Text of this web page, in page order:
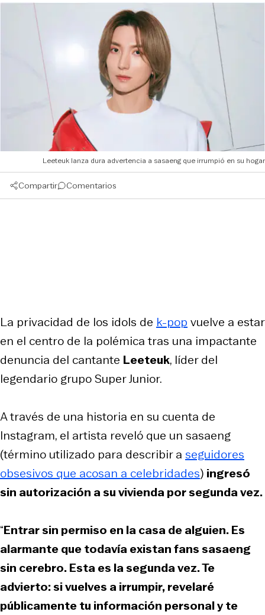
Leeteuk lanza dura advertencia a sasaeng que irrumpió en su hogar
Compartir Comentarios
La privacidad de los idols de k-pop vuelve a estar
en el centro de la polémica tras una impactante
denuncia del cantante Leeteuk, líder del
legendario grupo Super Junior.
A través de una historia en su cuenta de
Instagram, el artista reveló que un sasaeng
(término utilizado para describir a seguidores
obsesivos que acosan a celebridades) ingresó
sin autorización a su vivienda por segunda vez.
“Entrar sin permiso en la casa de alguien. Es
alarmante que todavía existan fans sasaeng
sin cerebro. Esta es la segunda vez. Te
advierto: si vuelves a irrumpir, revelaré
públicamente tu información personal y te